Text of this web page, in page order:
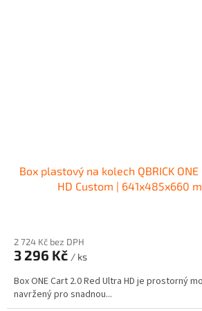
Box plastový na kolech QBRICK
HD Custom | 641x485x660
2 724 Kč bez DPH
3 296 Kč / ks
Box ONE Cart 2.0 Red Ultra HD je prostorný
navržený pro snadnou...